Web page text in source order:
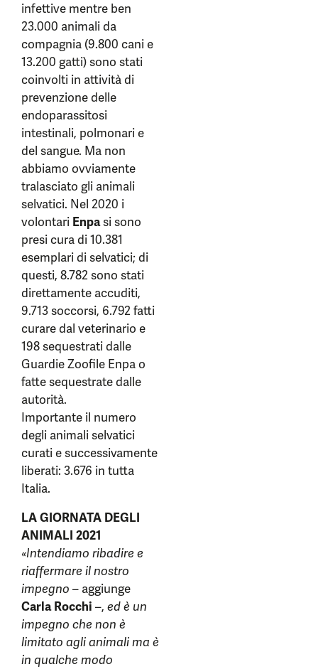
infettive mentre ben
23.000 animali da
compagnia (9.800 cani e
13.200 gatti) sono stati
coinvolti in attività di
prevenzione delle
endoparassitosi
intestinali, polmonari e
del sangue. Ma non
abbiamo ovviamente
tralasciato gli animali
selvatici. Nel 2020 i
volontari Enpasi sono
presi cura di 10.381
esemplari di selvatici; di
questi, 8.782 sono stati
direttamente accuditi,
9.713 soccorsi, 6.792 fatti
curare dal veterinario e
198 sequestrati dalle
Guardie Zoofile Enpa o
fatte sequestrate dalle
autorità.
Importante il numero
degli animali selvatici
curati e successivamente
liberati: 3.676 in tutta
Italia.
LA GIORNATA DEGLI
ANIMALI 2021
«Intendiamo ribadire e
riaffermare il nostro
impegno – aggiunge
Carla Rocchi –, ed è un
impegno che non è
limitato agli animali ma è
in qualche modo